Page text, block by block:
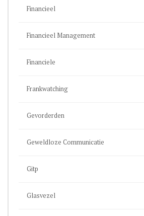
Financieel
Financieel Management
Financiele
Frankwatching
Gevorderden
Geweldloze Communicatie
Gitp
Glasvezel